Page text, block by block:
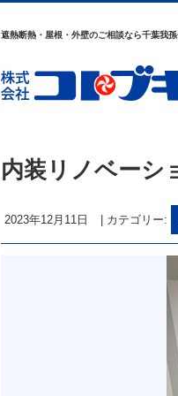
遮熱断熱・屋根・外壁のご相談なら千葉我孫
内装リノベーシ
2023年12月11日 カテゴリー: